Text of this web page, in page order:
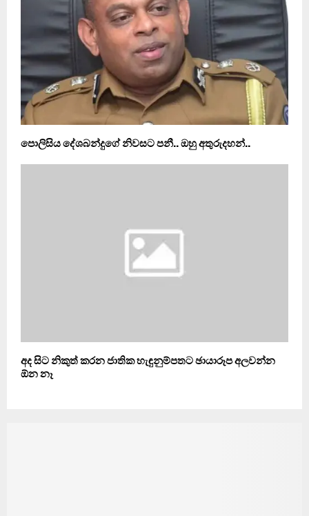
පොලිසිය දේශබන්දුගේ නිවසට පනී.. ඔහු අතුරුදහන්..
අද සිට නිකුත් කරන ජාතික හැඳුනුම්පතට ඡායාරූප අලවන්න
ඕන නෑ